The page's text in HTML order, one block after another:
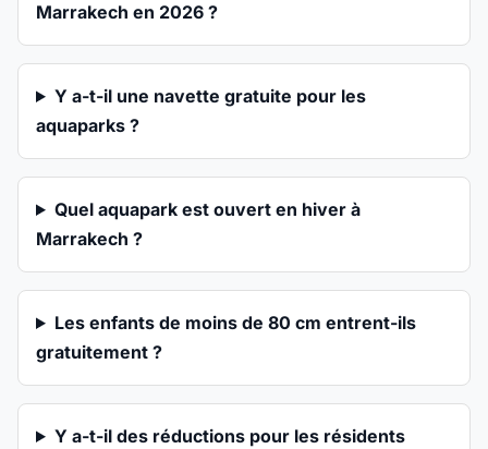
Marrakech en 2026 ?
Y a-t-il une navette gratuite pour les
aquaparks ?
Quel aquapark est ouvert en hiver à
Marrakech ?
Les enfants de moins de 80 cm entrent-ils
gratuitement ?
Y a-t-il des réductions pour les résidents